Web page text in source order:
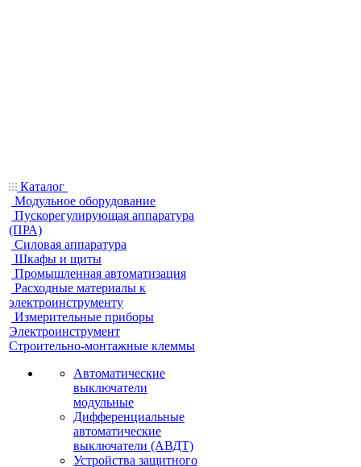
Каталог
Модульное оборудование
Пускорегулирующая аппаратура
(ПРА)
Силовая аппаратура
Шкафы и щиты
Промышленная автоматизация
Расходные материалы к
электроинструменту
Измерительные приборы
Электроинструмент
Строительно-монтажные клеммы
Автоматические
выключатели
модульные
Дифференциальные
автоматические
выключатели (АВДТ)
Устройства защитного